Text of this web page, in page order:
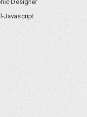
Designer
Javascript